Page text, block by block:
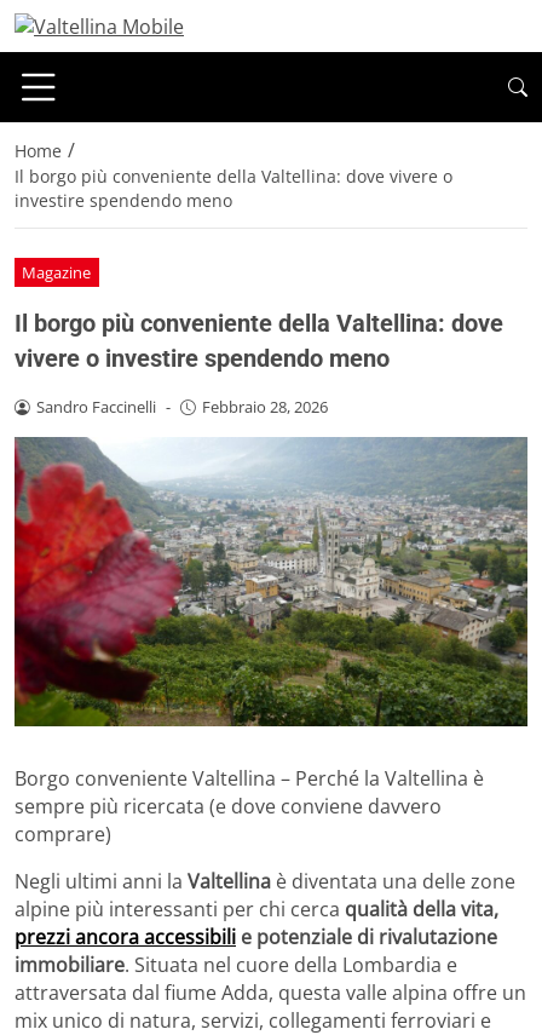
Home /
Il borgo più conveniente della Valtellina: dove vivere o
investire spendendo meno
Magazine
Il borgo più conveniente della Valtellina: dove
vivere o investire spendendo meno
Sandro Faccinelli - Febbraio 28, 2026
Borgo conveniente Valtellina – Perché la Valtellina è
sempre più ricercata (e dove conviene davvero
comprare)
Negli ultimi anni la Valtellina è diventata una delle zone
alpine più interessanti per chi cerca qualità della vita,
prezzi ancora accessibili e potenziale di rivalutazione
immobiliare. Situata nel cuore della Lombardia e
attraversata dal fiume Adda, questa valle alpina offre un
mix unico di natura, servizi, collegamenti ferroviari e